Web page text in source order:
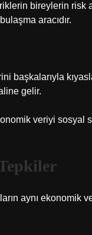
bireylerin risk
aracıdır.
başkalarıyla
gelir.
veriyi sosyal
aynı ekonomik